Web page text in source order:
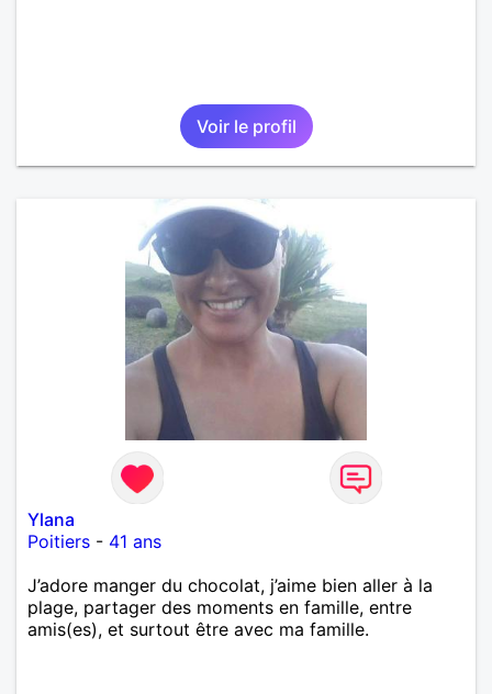
Voir le profil
Ylana
Poitiers - 41 ans
J’adore manger du chocolat, j’aime bien aller à la
plage, partager des moments en famille, entre
amis(es), et surtout être avec ma famille.